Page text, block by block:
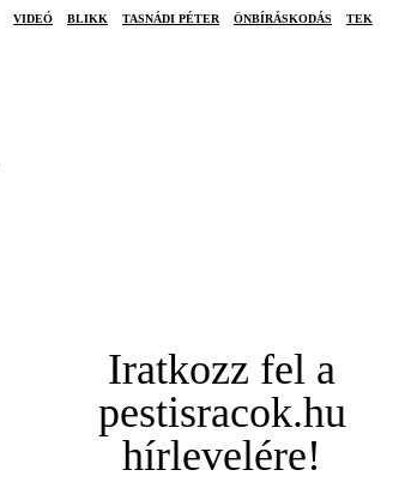
VIDEÓ BLIKK TASNÁDI PÉTER ÖNBÍRÁSKODÁS TEK
Iratkozz fel a
pestisracok.hu
hírlevelére!